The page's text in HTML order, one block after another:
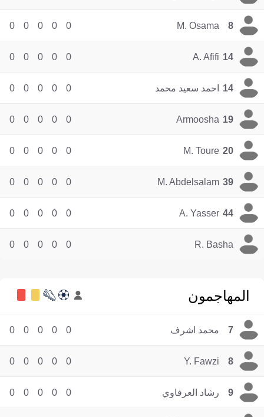
8
M. Osama
0
0
0
0
0
14
A. Afifi
0
0
0
0
0
14 احمد سعيد محمد 0
0
0
0
0
19
Armoosha
0
0
0
0
0
20
M. Toure
0
0
0
0
0
39
M. Abdelsalam
0
0
0
0
0
44
A. Yasser
0
0
0
0
0
R. Basha
0
0
0
0
0
المهاجمون
7 محمد اشرف 0
0
0
0
0
8
Y. Fawzi
0
0
0
0
0
9 رشاد العرفاوي 0
0
0
0
0